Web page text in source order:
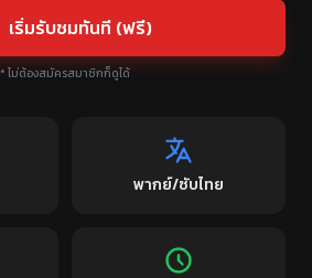
เริ่มรับชมทันที (ฟรี)
* ไม่ต้องสมัครสมาชิกก็ดูได้
พากย์/ซับไทย